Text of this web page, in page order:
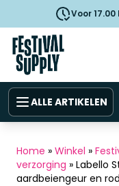
Voor
ALLE ARTIKELEN
Home » Winkel »
verzorging » Labello
aardbeiengeur en